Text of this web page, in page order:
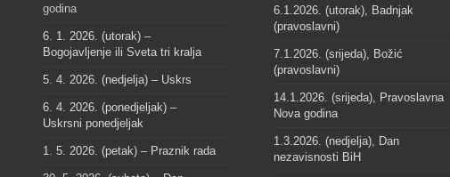
godina
6. 1. 2026. (utorak) –
Bogojavljenje ili Sveta tri kralja
5. 4. 2026. (nedjelja) – Uskrs
6. 4. 2026. (ponedjeljak) –
Uskrsni ponedjeljak
1. 5. 2026. (petak) – Praznik rada
6.1.2026. (utorak), Badnjak
(pravoslavni)
7.1.2026. (srijeda), Božić
(pravoslavni)
14.1.2026. (srijeda), Pravoslavna
Nova godina
1.3.2026. (nedjelja), Dan
nezavisnosti BiH